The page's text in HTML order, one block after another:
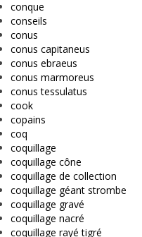
conque
conseils
conus
conus capitaneus
conus ebraeus
conus marmoreus
conus tessulatus
cook
copains
coq
coquillage
coquillage cône
coquillage de collection
coquillage géant strombe
coquillage gravé
coquillage nacré
coquillage rayé tigré